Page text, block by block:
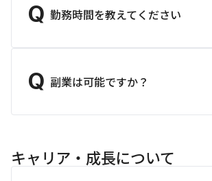
Q 勤務時間を教えてください
Q 副業は可能ですか？
キャリア・成長について